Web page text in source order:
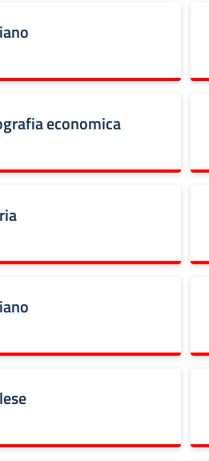
economica
economica